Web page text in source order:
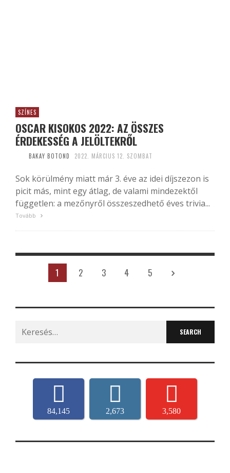
SZÍNES
OSCAR KISOKOS 2022: AZ ÖSSZES
ÉRDEKESSÉG A JELÖLTEKRŐL
BAKAY BOTOND 2022. MÁRCIUS 12. SZOMBAT
Sok körülmény miatt már 3. éve az idei díjszezon is
picit más, mint egy átlag, de valami mindezektől
független: a mezőnyről összeszedhető éves trivia...
Tovább
1 2 3 4 5
Search
for:
84,145 2,673 3,580